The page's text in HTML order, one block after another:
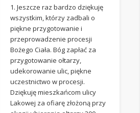
1. Jeszcze raz bardzo dziękuję
wszystkim, którzy zadbali o
piękne przygotowanie i
przeprowadzenie procesji
Bożego Ciała. Bóg zapłać za
przygotowanie ołtarzy,
udekorowanie ulic, piękne
uczestnictwo w procesji.
Dziękuję mieszkańcom ulicy
Lakowej za ofiarę złożoną przy